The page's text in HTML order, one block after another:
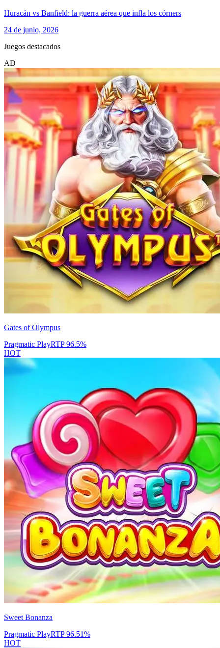
Huracán vs Banfield: la guerra aérea que infla los córners
24 de junio, 2026
Juegos destacados
AD
Gates of Olympus
Pragmatic PlayRTP96.5%
HOT
Sweet Bonanza
Pragmatic PlayRTP96.51%
HOT